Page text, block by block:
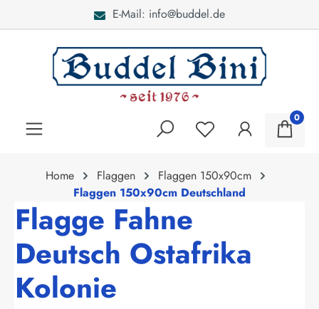
E-Mail: info@buddel.de
0
Home Flaggen
Flaggen 150x90cm
Flaggen 150x90cm Deutschland
Flagge Fahne
Deutsch Ostafrika
Kolonie